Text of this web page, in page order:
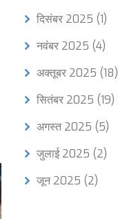
दिसंबर 2025 (1)
नवंबर 2025 (4)
अक्तूबर 2025 (18)
सितंबर 2025 (19)
अगस्त 2025 (5)
जुलाई 2025 (2)
जून 2025 (2)